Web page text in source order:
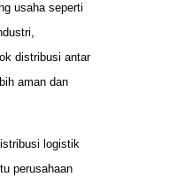
usaha seperti
distribusi antar
aman dan
logistik
perusahaan